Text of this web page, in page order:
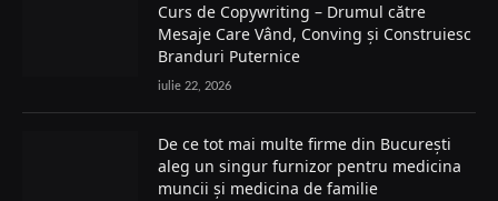
Curs de Copywriting – Drumul către
Mesaje Care Vând, Conving și Construiesc
Branduri Puternice
iulie 22, 2026
De ce tot mai multe firme din București
aleg un singur furnizor pentru medicina
muncii și medicina de familie